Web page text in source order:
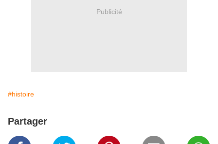
Publicité
#histoire
Partager